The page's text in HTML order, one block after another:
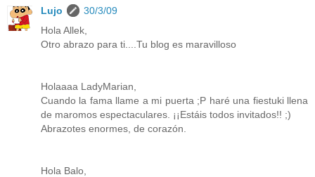
Lujo
30/3/09
Hola Allek,
Otro abrazo para ti....Tu blog es maravilloso
Holaaaa LadyMarian,
Cuando la fama llame a mi puerta ;P haré una fiestuki llena
de maromos espectaculares. ¡¡Estáis todos invitados!! ;)
Abrazotes enormes, de corazón.
Hola Balo,